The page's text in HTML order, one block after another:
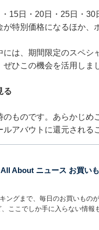
15日・20日・25日・
特別価格になるほか、
は、期間限定のスペシ
ひこの機会を活用しま
る
ものです。あらかじめ
アバウトに還元される
All About ニュース お買い
ングまで、毎日のお買いもの
ここでしか手に入らない情報